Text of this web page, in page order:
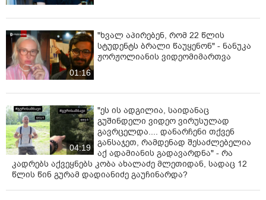
ვიდეო: "ფორმულა"
01:16
"ხვალ აპირებენ, რომ 22 წლის
სტუდენტს ბრალი წაუყენონ" - ნანუკა
ჟორჟოლიანის ვიდეომიმართვა
04:19
"ეს ის ადგილია, საიდანაც
გუშინდელი ვიდეო ვირუსულად
გავრცელდა.... დანარჩენი თქვენ
განსაჯეთ, რამდენად შესაძლებელია
აქ ადამიანის გადავარდნა" - რა
კადრებს აქვეყნებს კობა ახალაძე მლეთიდან, სადაც 12
წლის წინ გურამ დადიანიძე გაუჩინარდა?